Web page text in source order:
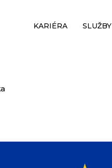
KARIÉRA SLUŽBY